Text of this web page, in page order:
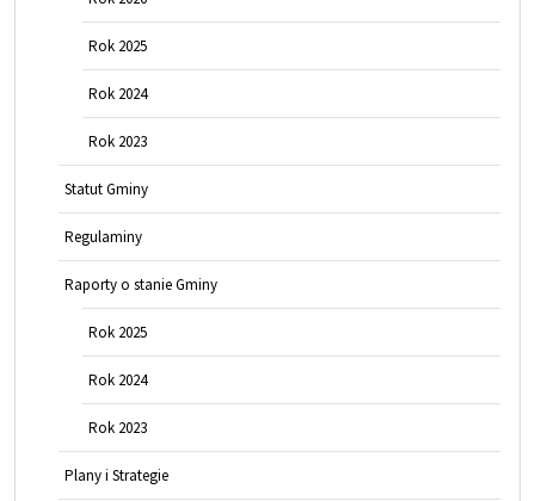
Rok 2025
Rok 2024
Rok 2023
Statut Gminy
Regulaminy
Raporty o stanie Gminy
Rok 2025
Rok 2024
Rok 2023
Plany i Strategie